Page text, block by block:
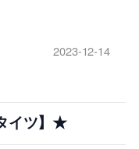
2023-12-14
イツ】★